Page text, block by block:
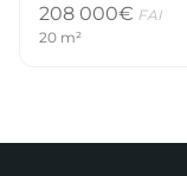
208 000€ FAI
20m²